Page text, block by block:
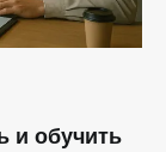
и обучить